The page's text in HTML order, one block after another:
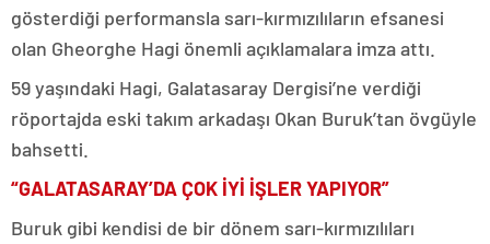
gösterdiği performansla sarı-kırmızılıların efsanesi
olan Gheorghe Hagi önemli açıklamalara imza attı.
59 yaşındaki Hagi, Galatasaray Dergisi’ne verdiği
röportajda eski takım arkadaşı Okan Buruk’tan övgüyle
bahsetti.
“GALATASARAY’DA ÇOK İYİ İŞLER YAPIYOR”
Buruk gibi kendisi de bir dönem sarı-kırmızılıları